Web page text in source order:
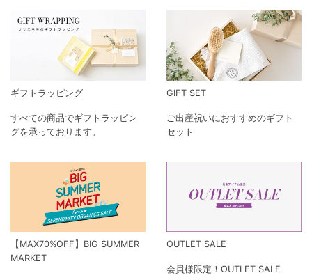
ギフトラッピング
すべての商品でギフトラッピン
グを承っております。
GIFT SET
ご出産祝いにおすすめのギフト
セット
【MAX70%OFF】BIG SUMMER
MARKET
OUTLET SALE
会員様限定！OUTLET SALE